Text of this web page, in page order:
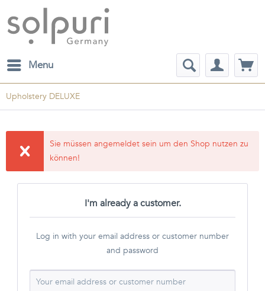
Menu
Upholstery DELUXE
Sie müssen angemeldet sein um den Shop nutzen zu
können!
I'm already a customer.
Log in with your email address or customer number
and password